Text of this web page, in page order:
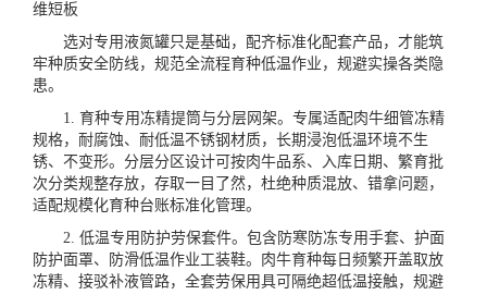
维短板
选对专用液氮罐只是基础，配齐标准化配套产品，才能筑
牢种质安全防线，规范全流程育种低温作业，规避实操各类隐
患。
1. 育种专用冻精提筒与分层网架。专属适配肉牛细管冻精
规格，耐腐蚀、耐低温不锈钢材质，长期浸泡低温环境不生
锈、不变形。分层分区设计可按肉牛品系、入库日期、繁育批
次分类规整存放，存取一目了然，杜绝种质混放、错拿问题，
适配规模化育种台账标准化管理。
2. 低温专用防护劳保套件。包含防寒防冻专用手套、护面
防护面罩、防滑低温作业工装鞋。肉牛育种每日频繁开盖取放
冻精、接驳补液管路，全套劳保用具可隔绝超低温接触，规避